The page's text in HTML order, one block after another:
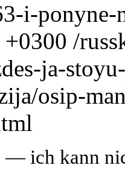
i-ponyne-
/
ja-
osip-
— ich kann